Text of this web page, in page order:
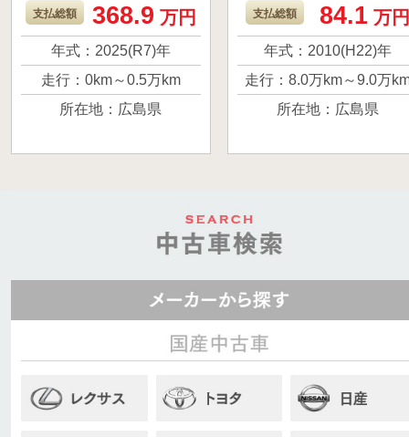
昨年納車になったば
かりの車だったので
すが、諸事情があり
買い替えることにな
りました。 とても良
い走りで、最近では
ぜひご検討いただけ
たらと思います。 よ
ろしくお願いしま
支払総額 368.9 万円
年式：2025(R7)年
走行：0km～0.5万km
所在地：広島県
ファミリーカーとい
えば、一番に名前が
挙がるのがヴォクシ
ーだと思います。
くはなりましたが、
車検も残っていて、
よろしくお願いしま
支払総額 84.1万円
年式：2010(H22)年
走行：8.0万km～9.0万
所在地：広島県